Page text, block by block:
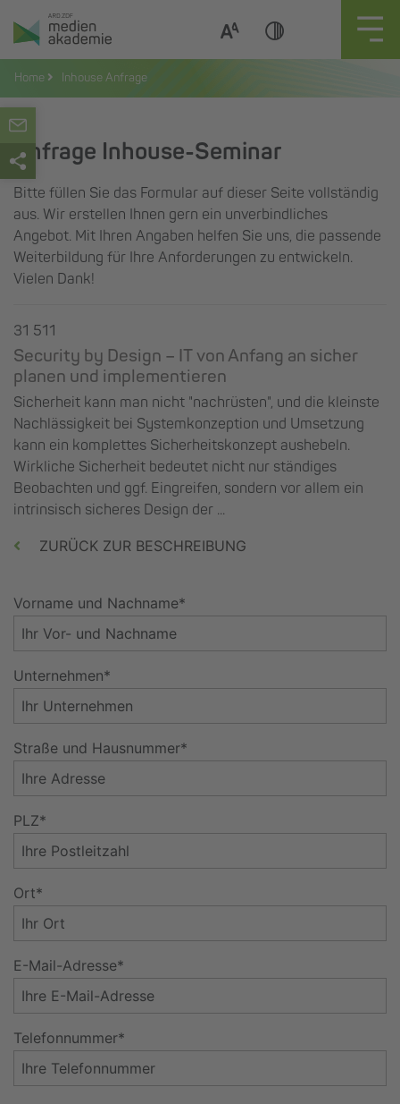
Zum
Inhalt
springen
Home Inhouse Anfrage
Anfrage Inhouse-Seminar
Bitte füllen Sie das Formular auf dieser Seite vollständig
aus. Wir erstellen Ihnen gern ein unverbindliches
Angebot. Mit Ihren Angaben helfen Sie uns, die passende
Weiterbildung für Ihre Anforderungen zu entwickeln.
Vielen Dank!
31 511
Security by Design – IT von Anfang an sicher
planen und implementieren
Sicherheit kann man nicht "nachrüsten", und die kleinste
Nachlässigkeit bei Systemkonzeption und Umsetzung
kann ein komplettes Sicherheitskonzept aushebeln.
Wirkliche Sicherheit bedeutet nicht nur ständiges
Beobachten und ggf. Eingreifen, sondern vor allem ein
intrinsisch sicheres Design der ...
ZURÜCK ZUR BESCHREIBUNG
Vorname und Nachname*
Unternehmen*
Straße und Hausnummer*
PLZ*
Ort*
E-Mail-Adresse*
Telefonnummer*